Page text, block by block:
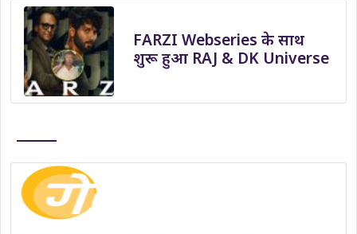
FARZI Webseries के साथ
शुरू हुआ RAJ & DK Universe